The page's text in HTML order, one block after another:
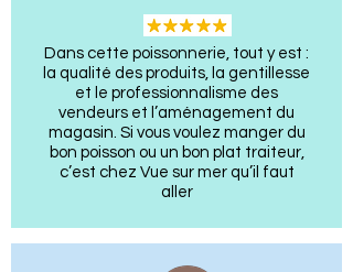
Dans cette poissonnerie, tout y est :
la qualité des produits, la gentillesse
et le professionnalisme des
vendeurs et l’aménagement du
magasin. Si vous voulez manger du
bon poisson ou un bon plat traiteur,
c’est chez Vue sur mer qu’il faut
aller